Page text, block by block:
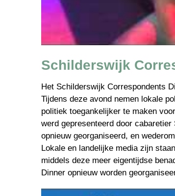
Schilderswijk
Het Schilderswijk Correspondents
Tijdens deze avond nemen lokale
politiek toegankelijker te maken
werd gepresenteerd door
opnieuw georganiseerd, en
Lokale en landelijke media zijn
middels deze meer eigentijdse
Dinner opnieuw worden